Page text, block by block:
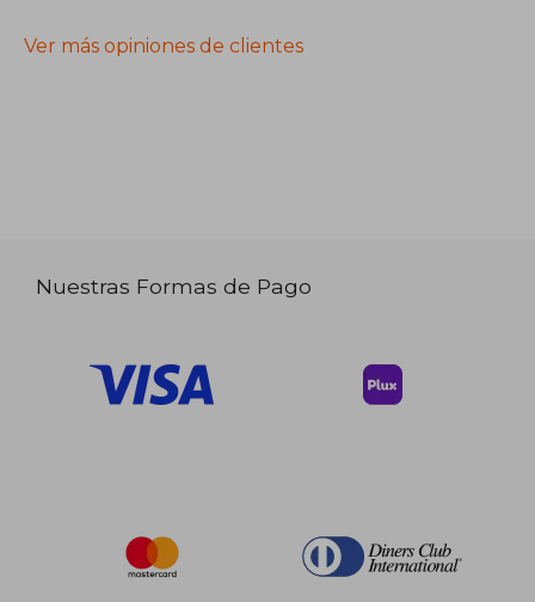
Ver más opiniones de clientes
Nuestras Formas de Pago